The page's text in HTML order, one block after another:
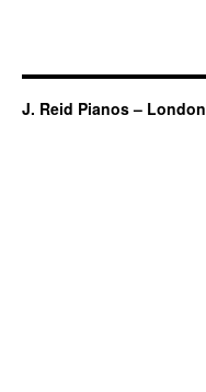
J. Reid Pianos – London